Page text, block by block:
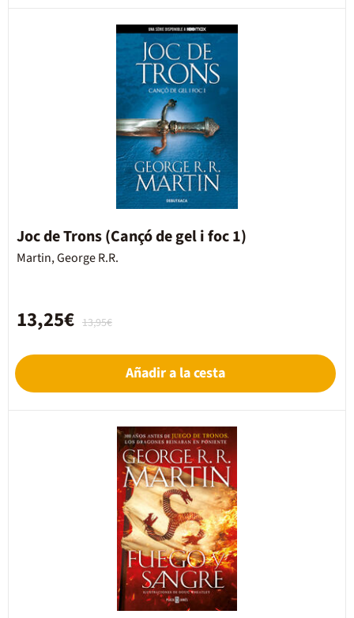
Joc de Trons (Cançó de gel i foc 1)
Martin, George R.R.
13,95€
13,25€
Añadir a la cesta